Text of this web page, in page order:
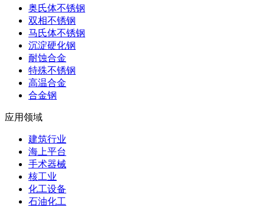
奥氏体不锈钢
双相不锈钢
马氏体不锈钢
沉淀硬化钢
耐蚀合金
特殊不锈钢
高温合金
合金钢
应用领域
建筑行业
海上平台
手术器械
核工业
化工设备
石油化工